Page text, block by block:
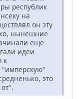
республик
на
он эту
нынешние
ещё
идеи
к
"имперскую"
это